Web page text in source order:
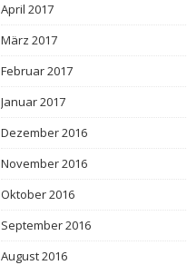
April 2017
März 2017
Februar 2017
Januar 2017
Dezember 2016
November 2016
Oktober 2016
September 2016
August 2016